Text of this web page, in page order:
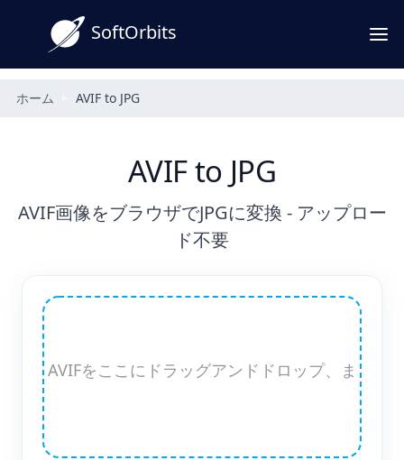
SoftOrbits
ホーム AVIF to JPG
AVIF to JPG
AVIF画像をブラウザでJPGに変換 - アップロー
ド不要
AVIFをここにドラッグアンドドロップ、ま